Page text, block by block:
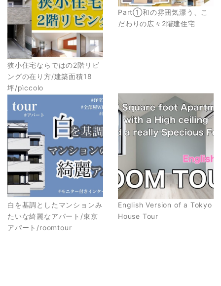
狭小住宅ならではの2階リビ
ングの在り方/建築面積18
坪/pìccolo
Part①和の雰囲気漂う、こ
だわりの広々2階建住宅
白を基調としたマンションみ
たいな綺麗なアパート/東京
アパート/roomtour
English Version of a Tokyo
House Tour